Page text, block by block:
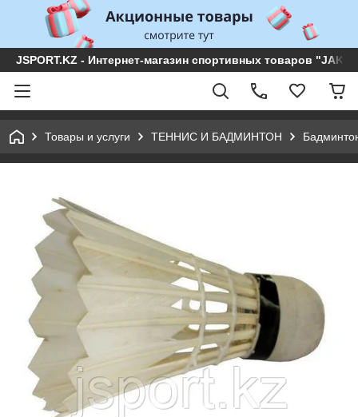
JSPORT.KZ - Интернет-магазин спортивных товаров
Товары и услуги ТЕННИС И БАДМИНТОН